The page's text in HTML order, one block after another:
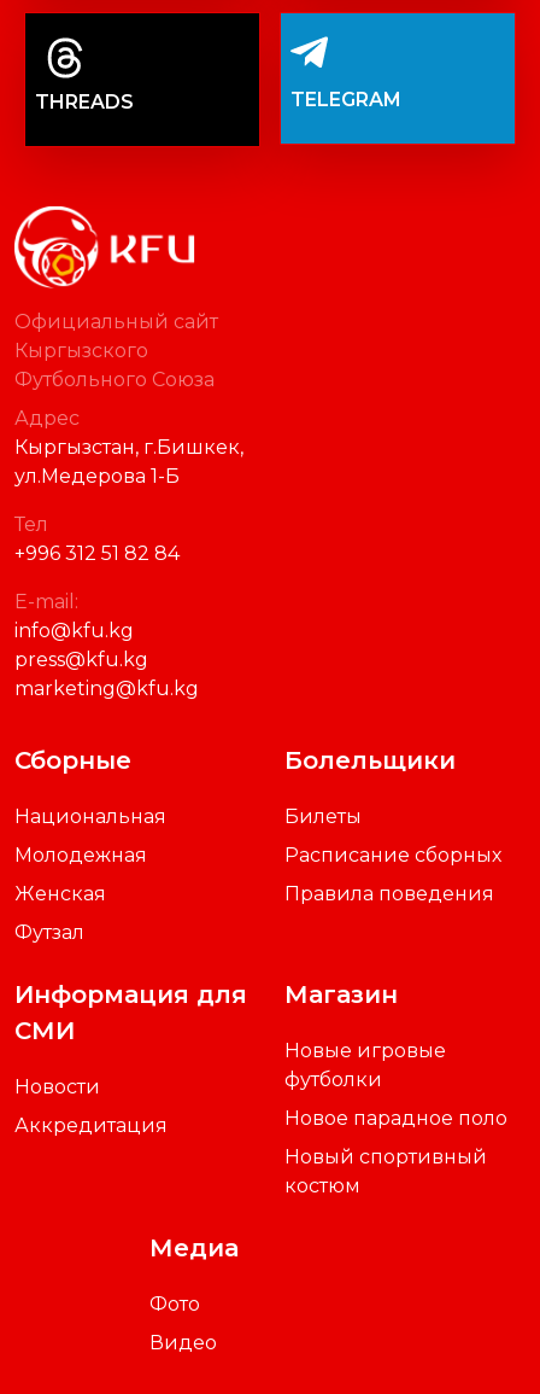
THREADS TELEGRAM
Официальный сайт
Кыргызского
Футбольного Союза
Адрес
Кыргызстан, г.Бишкек,
ул.Медерова 1-Б
Тел
+996 312 51 82 84
E-mail:
info@kfu.kg
press@kfu.kg
marketing@kfu.kg
Сборные
Национальная
Молодежная
Женская
Футзал
Болельщики
Билеты
Расписание сборных
Правила поведения
Информация для
СМИ
Новости
Аккредитация
Магазин
Новые игровые
футболки
Новое парадное поло
Новый спортивный
костюм
Медиа
Фото
Видео